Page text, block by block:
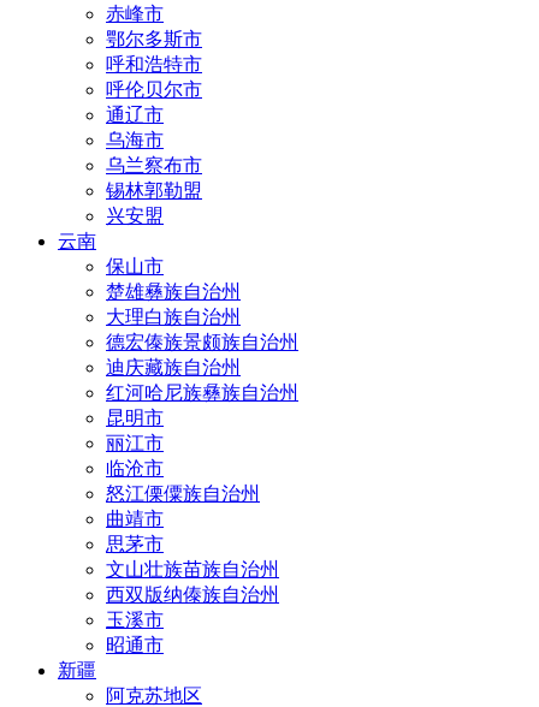
赤峰市
鄂尔多斯市
呼和浩特市
呼伦贝尔市
通辽市
乌海市
乌兰察布市
锡林郭勒盟
兴安盟
云南
保山市
楚雄彝族自治州
大理白族自治州
德宏傣族景颇族自治州
迪庆藏族自治州
红河哈尼族彝族自治州
昆明市
丽江市
临沧市
怒江傈僳族自治州
曲靖市
思茅市
文山壮族苗族自治州
西双版纳傣族自治州
玉溪市
昭通市
新疆
阿克苏地区